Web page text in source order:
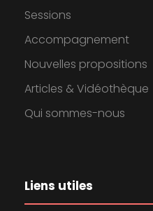
Sessions
Accompagnement
Nouvelles propositions
Articles & Vidéothèque
Qui sommes-nous
Liens utiles